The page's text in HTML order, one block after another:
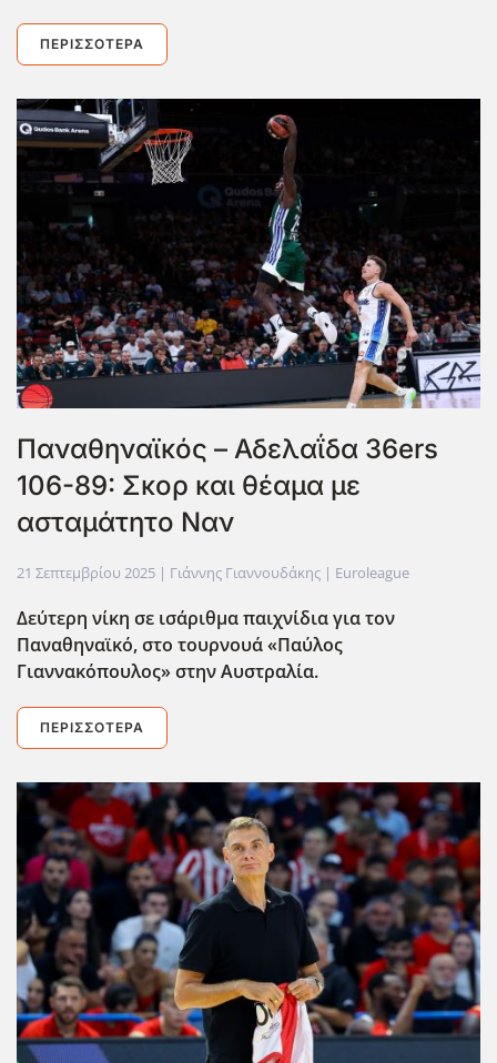
ΠΕΡΙΣΣΌΤΕΡΑ
Παναθηναϊκός – Αδελαΐδα 36ers
106-89: Σκορ και θέαμα με
ασταμάτητο Ναν
21 Σεπτεμβρίου 2025 | Γιάννης Γιαννουδάκης | Euroleague
Δεύτερη νίκη σε ισάριθμα παιχνίδια για τον
Παναθηναϊκό, στο τουρνουά «Παύλος
Γιαννακόπουλος» στην Αυστραλία.
ΠΕΡΙΣΣΌΤΕΡΑ